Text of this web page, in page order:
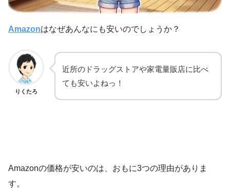
Amazonはなぜあんなにも安いのでしょうか？
りくたろ
近所のドラッグストアや家電量販店に比べ
ても安いよねっ！
Amazonの価格が安いのは、おもに3つの理由がありま
す。